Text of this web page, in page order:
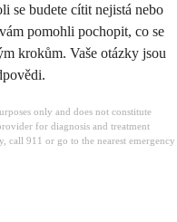
se budete cítit nejistá nebo
pomohli pochopit, co se
krokům. Vaše otázky jsou
only and does not constitute
for diagnosis and treatment
call 911 or go to the nearest emergency